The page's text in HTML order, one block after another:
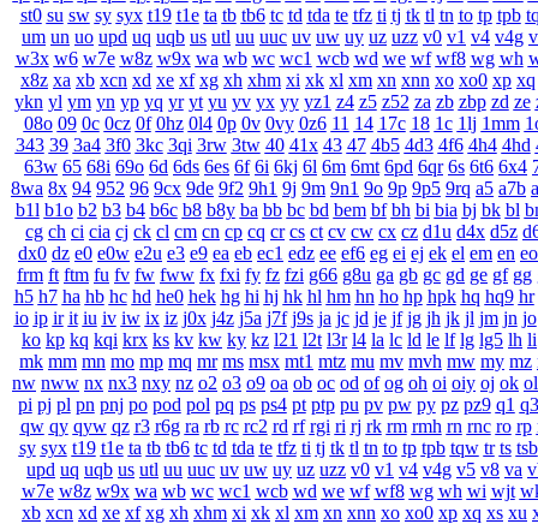
st0 su sw sy syx t19 t1e ta tb tb6 tc td tda te tfz ti tj tk tl tn to tp tpb
um un uo upd uq uqb us utl uu uuc uv uw uy uz uzz v0 v1 v4 v4g
w3x w6 w7e w8z w9x wa wb wc wc1 wcb wd we wf wf8 wg wh
x8z xa xb xcn xd xe xf xg xh xhm xi xk xl xm xn xnn xo xo0 xp xq
ykn yl ym yn yp yq yr yt yu yv yx yy yz1 z4 z5 z52 za zb zbp zd ze
08o 09 0c 0cz 0f 0hz 0l4 0p 0v 0vy 0z6 11 14 17c 18 1c 1lj 1mm
343 39 3a4 3f0 3kc 3qi 3rw 3tw 40 41x 43 47 4b5 4d3 4f6 4h4 4hd
63w 65 68i 69o 6d 6ds 6es 6f 6i 6kj 6l 6m 6mt 6pd 6qr 6s 6t6 6x4
8wa 8x 94 952 96 9cx 9de 9f2 9h1 9j 9m 9n1 9o 9p 9p5 9rq a5 a7b
b1l b1o b2 b3 b4 b6c b8 b8y ba bb bc bd bem bf bh bi bia bj bk bl
cg ch ci cia cj ck cl cm cn cp cq cr cs ct cv cw cx cz d1u d4x d5z
dx0 dz e0 e0w e2u e3 e9 ea eb ec1 edz ee ef6 eg ei ej ek el em en eo
frm ft ftm fu fv fw fww fx fxi fy fz fzi g66 g8u ga gb gc gd ge gf gg
h5 h7 ha hb hc hd he0 hek hg hi hj hk hl hm hn ho hp hpk hq hq9 hr
io ip ir it iu iv iw ix iz j0x j4z j5a j7f j9s ja jc jd je jf jg jh jk jl jm jn jo
ko kp kq kqi krx ks kv kw ky kz l21 l2t l3r l4 la lc ld le lf lg lg5 lh li
mk mm mn mo mp mq mr ms msx mt1 mtz mu mv mvh mw my mz
nw nww nx nx3 nxy nz o2 o3 o9 oa ob oc od of og oh oi oiy oj ok ol
pi pj pl pn pnj po pod pol pq ps ps4 pt ptp pu pv pw py pz pz9 q1 q3
qw qy qyw qz r3 r6g ra rb rc rc2 rd rf rgi ri rj rk rm rmh rn rnc ro rp
sy syx t19 t1e ta tb tb6 tc td tda te tfz ti tj tk tl tn to tp tpb tqw tr ts tsb
upd uq uqb us utl uu uuc uv uw uy uz uzz v0 v1 v4 v4g v5 v8 va
w7e w8z w9x wa wb wc wc1 wcb wd we wf wf8 wg wh wi wjt
xb xcn xd xe xf xg xh xhm xi xk xl xm xn xnn xo xo0 xp xq xs xu